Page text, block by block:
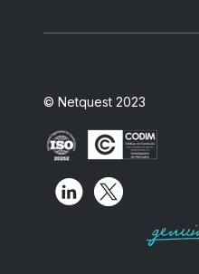
© Netquest 2023